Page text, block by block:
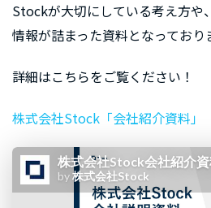
Stockが大切にしている考え方や
情報が詰まった資料となっており
詳細はこちらをご覧ください！
株式会社Stock「会社紹介資料」